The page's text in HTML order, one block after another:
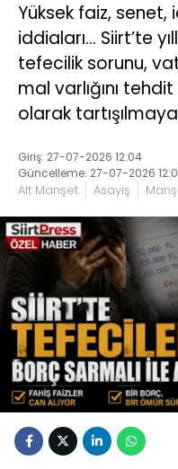
Yüksek faiz, senet,
iddiaları… Siirt’te
tefecilik sorunu,
mal varlığını
olarak
Giriş: 27-07-2026 12:04
Güncelleme: 27-07-2026
Alt Manşet Asayiş